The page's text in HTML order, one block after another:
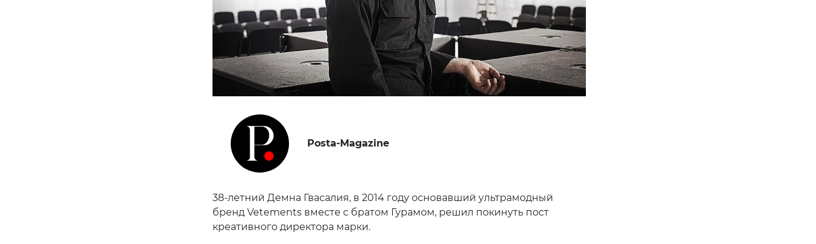
Posta-Magazine
38-летний Демна Гвасалия, в 2014 году основавший ультрамодный
бренд Vetements вместе с братом Гурамом, решил покинуть пост
креативного директора марки.